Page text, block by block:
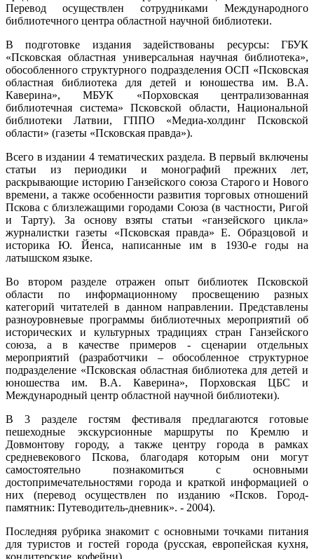
Перевод осуществлен сотрудниками Международного
библиотечного центра областной научной библиотеки.
В подготовке издания задействованы ресурсы: ГБУК
«Псковская областная универсальная научная библиотека»,
обособленного структурного подразделения ОСП «Псковская
областная библиотека для детей и юношества им. В.А.
Каверина», МБУК «Порховская централизованная
библиотечная система» Псковской области, Национальной
библиотеки Латвии, ГППО «Медиа-холдинг Псковской
области» (газеты «Псковская правда»).
Всего в издании 4 тематических раздела. В первый включены
статьи из периодики и монографий прежних лет,
раскрывающие историю Ганзейского союза Старого и Нового
времени, а также особенности развития торговых отношений
Пскова с близлежащими городами Союза (в частности, Ригой
и Тарту). За основу взяты статьи «ганзейского цикла»
журналистки газеты «Псковская правда» Е. Образцовой и
историка Ю. Йенса, написанные им в 1930-е годы на
латышском языке.
Во втором разделе отражен опыт библиотек Псковской
области по информационному просвещению разных
категорий читателей в данном направлении. Представлены
разноуровневые программы библиотечных мероприятий об
исторических и культурных традициях стран Ганзейского
союза, а в качестве примеров - сценарии отдельных
мероприятий (разработчики – обособленное структурное
подразделение «Псковская областная библиотека для детей и
юношества им. В.А. Каверина», Порховская ЦБС и
Международный центр областной научной библиотеки).
В 3 разделе гостям фестиваля предлагаются готовые
пешеходные экскурсионные маршруты по Кремлю и
Довмонтову городу, а также центру города в рамках
средневекового Пскова, благодаря которым они могут
самостоятельно познакомиться с основными
достопримечательностями города и краткой информацией о
них (перевод осуществлен по изданию «Псков. Город-
памятник: Путеводитель-дневник». - 2004).
Последняя рубрика знакомит с основными точками питания
для туристов и гостей города (русская, европейская кухня,
кондитерские, кофейни).